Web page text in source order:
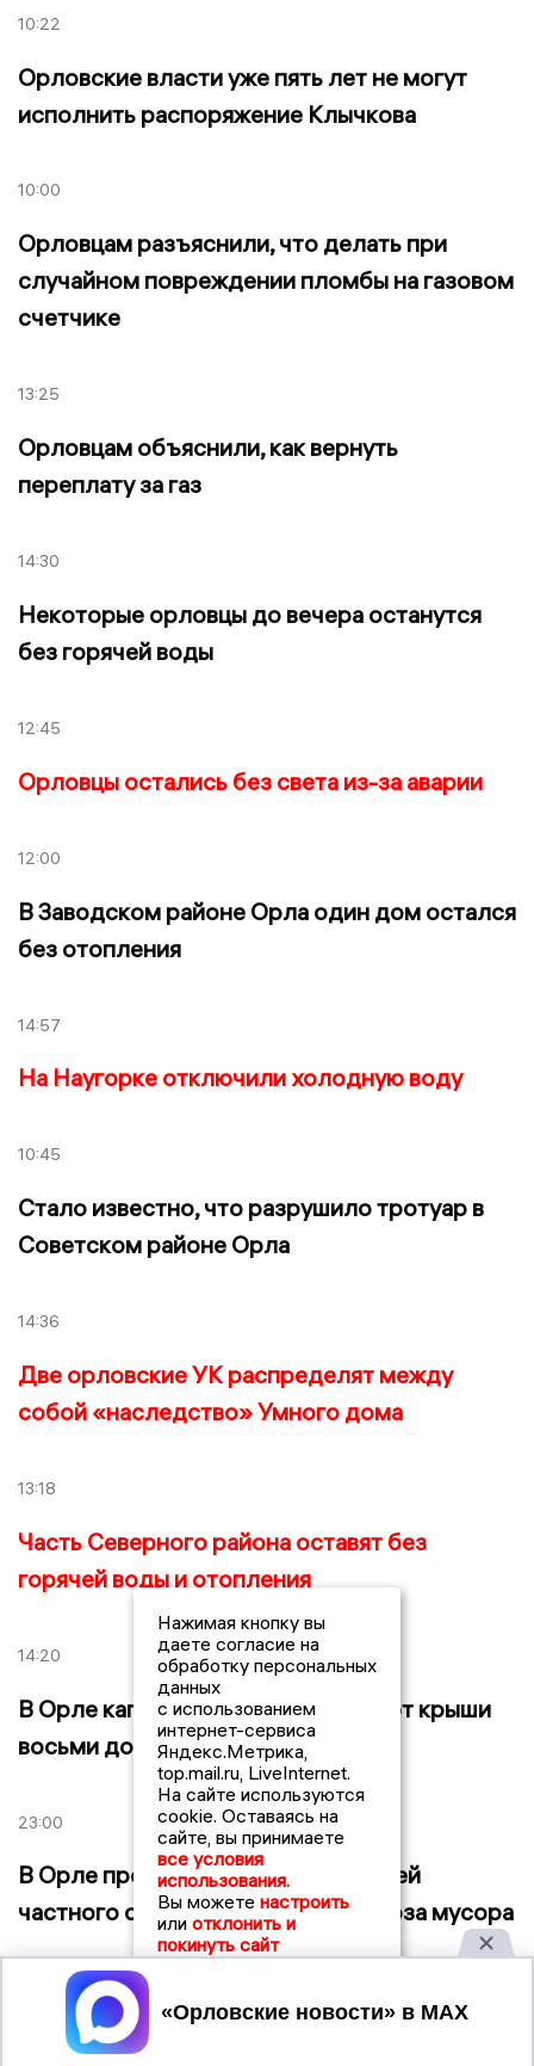
10:22
Орловские власти уже пять лет не могут
исполнить распоряжение Клычкова
10:00
Орловцам разъяснили, что делать при
случайном повреждении пломбы на газовом
счетчике
13:25
Орловцам объяснили, как вернуть
переплату за газ
14:30
Некоторые орловцы до вечера останутся
без горячей воды
12:45
Орловцы остались без света из-за аварии
12:00
В Заводском районе Орла один дом остался
без отопления
14:57
На Наугорке отключили холодную воду
10:45
Стало известно, что разрушило тротуар в
Советском районе Орла
14:36
Две орловские УК распределят между
собой «наследство» Умного дома
13:18
Часть Северного района оставят без
горячей воды и отопления
14:20
В Орле капитально отремонтируют крыши
восьми домов
23:00
В Орле проходят собрания жителей
частного сектора по вопросу вывоза мусора
В Северном районе поврежден
Нажимая кнопку вы
даете согласие на
обработку персональных
данных
с использованием
интернет-сервиса
Яндекс.Метрика,
top.mail.ru, LiveInternet.
На сайте используются
cookie. Оставаясь на
сайте, вы принимаете
все условия
использования.
Вы можете настроить
или отклонить и
покинуть сайт
Принять